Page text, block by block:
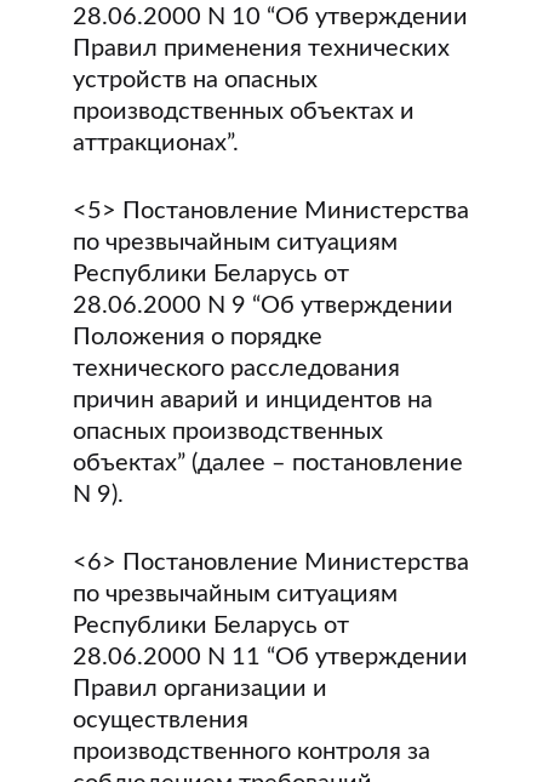
28.06.2000 N 10 “Об утверждении
Правил применения технических
устройств на опасных
производственных объектах и
аттракционах”.
<5> Постановление Министерства
по чрезвычайным ситуациям
Республики Беларусь от
28.06.2000 N 9 “Об утверждении
Положения о порядке
технического расследования
причин аварий и инцидентов на
опасных производственных
объектах” (далее – постановление
N 9).
<6> Постановление Министерства
по чрезвычайным ситуациям
Республики Беларусь от
28.06.2000 N 11 “Об утверждении
Правил организации и
осуществления
производственного контроля за